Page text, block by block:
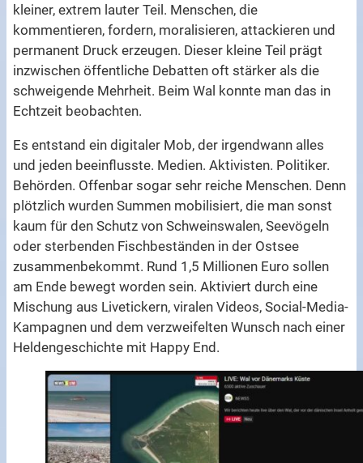
kleiner, extrem lauter Teil. Menschen, die
kommentieren, fordern, moralisieren, attackieren und
permanent Druck erzeugen. Dieser kleine Teil prägt
inzwischen öffentliche Debatten oft stärker als die
schweigende Mehrheit. Beim Wal konnte man das in
Echtzeit beobachten.
Es entstand ein digitaler Mob, der irgendwann alles
und jeden beeinflusste. Medien. Aktivisten. Politiker.
Behörden. Offenbar sogar sehr reiche Menschen. Denn
plötzlich wurden Summen mobilisiert, die man sonst
kaum für den Schutz von Schweinswalen, Seevögeln
oder sterbenden Fischbeständen in der Ostsee
zusammenbekommt. Rund 1,5 Millionen Euro sollen
am Ende bewegt worden sein. Aktiviert durch eine
Mischung aus Livetickern, viralen Videos, Social-Media-
Kampagnen und dem verzweifelten Wunsch nach einer
Heldengeschichte mit Happy End.